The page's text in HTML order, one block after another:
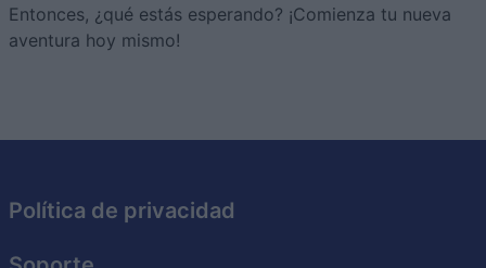
Entonces, ¿qué estás esperando? ¡Comienza tu nueva
aventura hoy mismo!
Política de privacidad